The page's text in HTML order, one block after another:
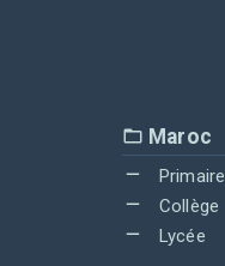
Maroc
Primaire
Collège
Lycée